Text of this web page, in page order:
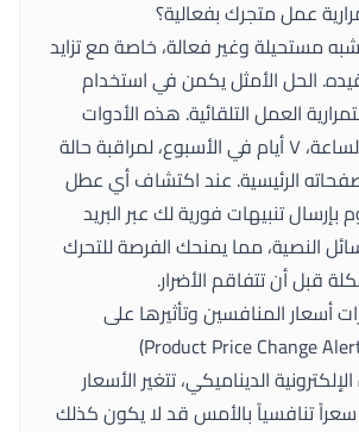
عمل متجرك بفعالية؟
شبه مستحيلة وغير فعالة، خاصة مع تزايد
الحل الأمثل يكمن في استخدام
العمل التلقائية. هذه الأدوات
تعمل على مدار الساعة، ٧ أيام في الأسبوع، لمراقبة حالة
الرئيسية. عند اكتشاف أي عطل
بإرسال تنبيهات فورية لك عبر البريد
النصية، مما يمنحك الفرصة للتحرك
قبل أن تتفاقم الأضرار.
أسعار المنافسين وتأثيرها على
الديناميكي، تتغير الأسعار
سعراً تنافسياً بالأمس قد لا يكون كذلك